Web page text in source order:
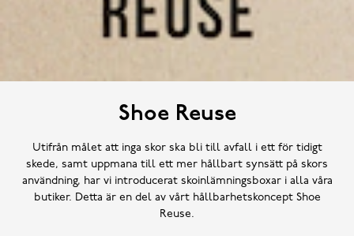
Shoe Reuse
Utifrån målet att inga skor ska bli till avfall i ett för tidigt
skede, samt uppmana till ett mer hållbart synsätt på skors
användning, har vi introducerat skoinlämningsboxar i alla våra
butiker. Detta är en del av vårt hållbarhetskoncept Shoe
Reuse.